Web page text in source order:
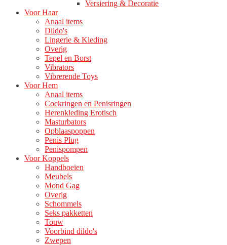
Versiering & Decoratie
Voor Haar
Anaal items
Dildo's
Lingerie & Kleding
Overig
Tepel en Borst
Vibrators
Vibrerende Toys
Voor Hem
Anaal items
Cockringen en Penisringen
Herenkleding Erotisch
Masturbators
Opblaaspoppen
Penis Plug
Penispompen
Voor Koppels
Handboeien
Meubels
Mond Gag
Overig
Schommels
Seks pakketten
Touw
Voorbind dildo's
Zwepen